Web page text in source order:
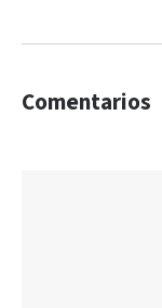
Comentarios